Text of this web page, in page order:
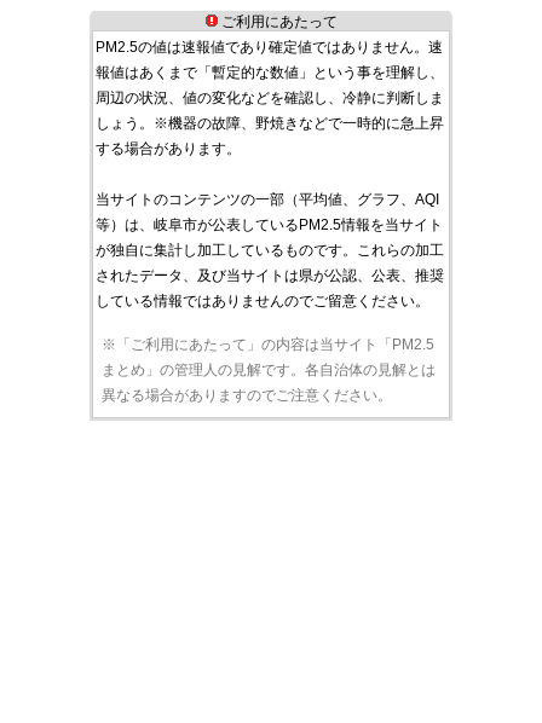
ご利用にあたって
PM2.5の値は速報値であり確定値ではありません。速
報値はあくまで「暫定的な数値」という事を理解し、
周辺の状況、値の変化などを確認し、冷静に判断しま
しょう。※機器の故障、野焼きなどで一時的に急上昇
する場合があります。
当サイトのコンテンツの一部（平均値、グラフ、AQI
等）は、岐阜市が公表しているPM2.5情報を当サイト
が独自に集計し加工しているものです。これらの加工
されたデータ、及び当サイトは県が公認、公表、推奨
している情報ではありませんのでご留意ください。
※「ご利用にあたって」の内容は当サイト「PM2.5
まとめ」の管理人の見解です。各自治体の見解とは
異なる場合がありますのでご注意ください。